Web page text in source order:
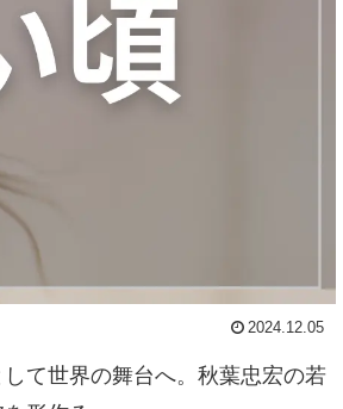
2024.12.05
て世界の舞台へ。秋葉忠宏の若